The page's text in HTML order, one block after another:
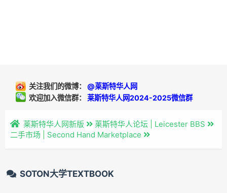
关注我们的微博： @莱斯特华人网
欢迎加入微信群： 莱斯特华人网2024-2025微信群
莱斯特华人网新版
莱斯特华人论坛 | Leicester BBS
二手市场 | Second Hand Marketplace
SOTON大学TEXTBOOK